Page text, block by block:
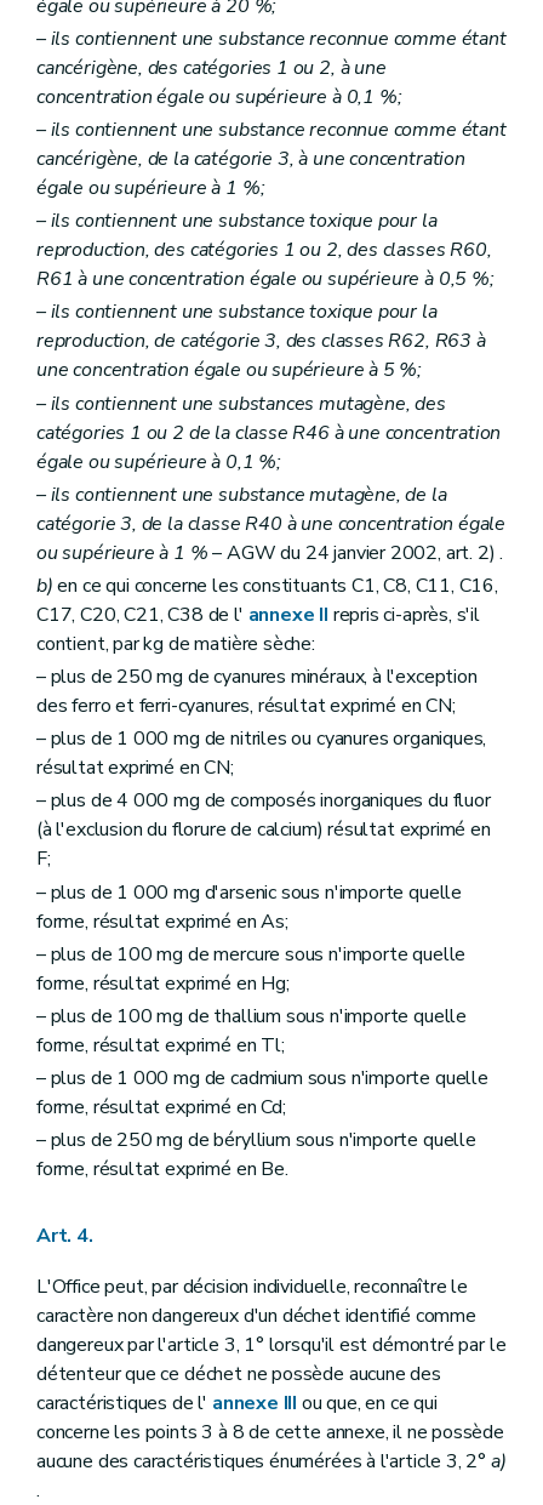
égale ou supérieure à 20 %;
– ils contiennent une substance reconnue comme étant
cancérigène, des catégories 1 ou 2, à une
concentration égale ou supérieure à 0,1 %;
– ils contiennent une substance reconnue comme étant
cancérigène, de la catégorie 3, à une concentration
égale ou supérieure à 1 %;
– ils contiennent une substance toxique pour la
reproduction, des catégories 1 ou 2, des classes R60,
R61 à une concentration égale ou supérieure à 0,5 %;
– ils contiennent une substance toxique pour la
reproduction, de catégorie 3, des classes R62, R63 à
une concentration égale ou supérieure à 5 %;
– ils contiennent une substances mutagène, des
catégories 1 ou 2 de la classe R46 à une concentration
égale ou supérieure à 0,1 %;
– ils contiennent une substance mutagène, de la
catégorie 3, de la classe R40 à une concentration égale
ou supérieure à 1 %– AGW du 24 janvier 2002, art. 2) .
b)en ce qui concerne les constituants C1, C8, C11, C16,
C17, C20, C21, C38 de l' annexe II repris ci-après, s'il
contient, par kg de matière sèche:
– plus de 250 mg de cyanures minéraux, à l'exception
des ferro et ferri-cyanures, résultat exprimé en CN;
– plus de 1 000 mg de nitriles ou cyanures organiques,
résultat exprimé en CN;
– plus de 4 000 mg de composés inorganiques du fluor
(à l'exclusion du florure de calcium) résultat exprimé en
F;
– plus de 1 000 mg d'arsenic sous n'importe quelle
forme, résultat exprimé en As;
– plus de 100 mg de mercure sous n'importe quelle
forme, résultat exprimé en Hg;
– plus de 100 mg de thallium sous n'importe quelle
forme, résultat exprimé en Tl;
– plus de 1 000 mg de cadmium sous n'importe quelle
forme, résultat exprimé en Cd;
– plus de 250 mg de béryllium sous n'importe quelle
forme, résultat exprimé en Be.
Art. 4.
L'Office peut, par décision individuelle, reconnaître le
caractère non dangereux d'un déchet identifié comme
dangereux par l'article 3, 1° lorsqu'il est démontré par le
détenteur que ce déchet ne possède aucune des
caractéristiques de l' annexe III ou que, en ce qui
concerne les points 3 à 8 de cette annexe, il ne possède
aucune des caractéristiques énumérées à l'article 3, 2° a)
.